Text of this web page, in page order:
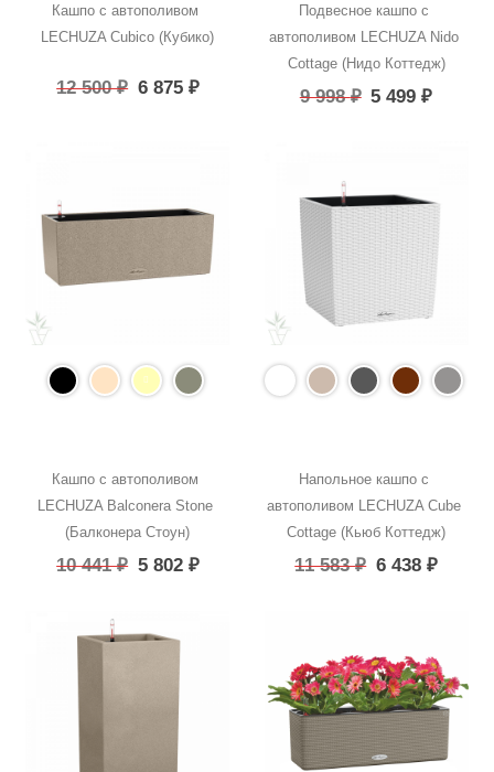
Кашпо с автополивом
LECHUZA Cubico (Кубико)
12 500₽ 6 875 ₽
Подвесное кашпо с
автополивом LECHUZA Nido
Cottage (Нидо Коттедж)
9 998₽ 5 499₽
Кашпо с автополивом
LECHUZA Balconera Stone
(Балконера Стоун)
10 441₽ 5 802 ₽
Напольное кашпо с
автополивом LECHUZA Cube
Cottage (Кьюб Коттедж)
11 583₽ 6 438 ₽